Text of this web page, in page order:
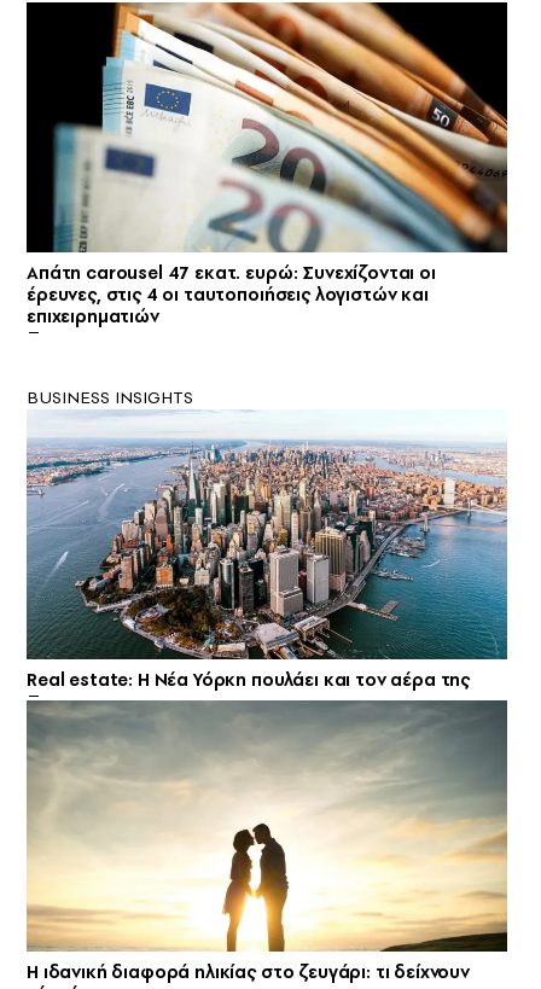
Απάτη carousel 47 εκατ. ευρώ: Συνεχίζονται οι
έρευνες, στις 4 οι ταυτοποιήσεις λογιστών και
επιχειρηματιών
BUSINESS INSIGHTS
Real estate: H Νέα Υόρκη πουλάει και τον αέρα της
Η ιδανική διαφορά ηλικίας στο ζευγάρι: τι δείχνουν